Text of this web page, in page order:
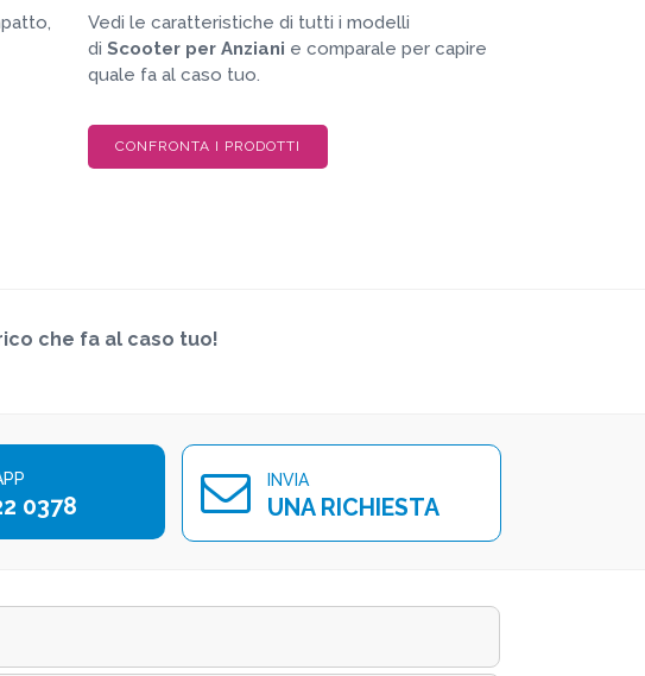
Vedi le caratteristiche di tutti i modelli
diScooter per Anziani e comparale per capire
quale fa al caso tuo.
CONFRONTA I PRODOTTI
che fa al caso tuo!
0378
INVIA
UNA RICHIESTA